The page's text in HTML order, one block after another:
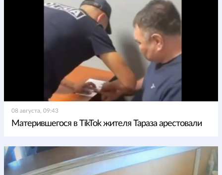
08 августа, 09:43
Матерившегося в TikTok жителя Тараза арестовали